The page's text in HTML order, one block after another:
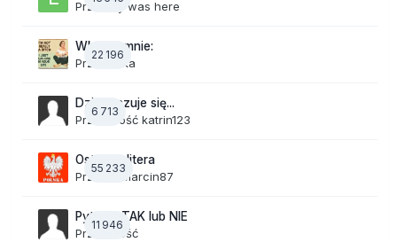
Przez lily was here
22 196
Wkurza mnie:
Przezlinka
6 713
Dzisiaj czuje się...
Przez Gość katrin123
55 233
Ostatnia litera
Przez19Marcin87
11 946
Pytania TAK lub NIE
Przez Gość